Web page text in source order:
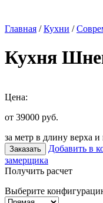
Главная /Кухни /
Кухня
Цена:
от 39000 руб.
за метр в длину верха и
Заказать Добавить в
замерщика
Получить расчет
Выберите